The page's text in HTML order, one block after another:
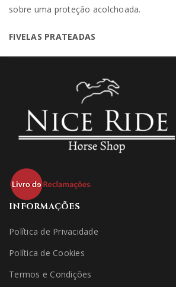
sobre uma proteção acolchoada.
FIVELAS PRATEADAS
INFORMAÇÕES
Política de Privacidade
Política de Cookies
Termos e Condições